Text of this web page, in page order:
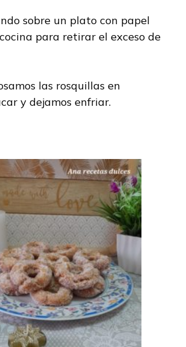
sobre un plato con papel
para retirar el exceso de
las rosquillas en
y dejamos enfriar.